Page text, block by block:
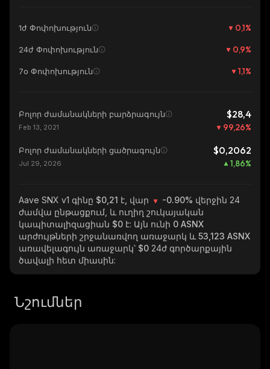
1ժ Փոփոխություն 0,1%
24ժ Փոփոխություն 0,9%
7օ Փոփոխություն 1,1%
Բոլոր ժամանակների բարձրագույն $28,4
Feb 13, 2021 99,26%
Բոլոր ժամանակների ցածրագույն $0,2062
Jul 29, 2026 1,86%
Aave SNX v1 գինը $0,21 է, վար -0.90% վերջին 24
ժամվա ընթացքում, և ուղիղ շուկայական
կապիտալիզացիան $0 է: Այն ունի 0 ASNX
արժույթների շրջանառվող առաջարկ և 53,123 ASNX
առավելագույն առաջարկ՝ $0 24ժ գործարքային
ծավալի հետ միասին:
Նշումներ